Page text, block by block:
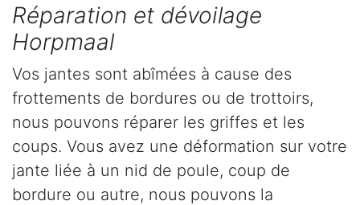
Réparation et dévoilage
Horpmaal
Vos jantes sont abîmées à cause des
frottements de bordures ou de trottoirs,
nous pouvons réparer les griffes et les
coups. Vous avez une déformation sur votre
jante liée à un nid de poule, coup de
bordure ou autre, nous pouvons la